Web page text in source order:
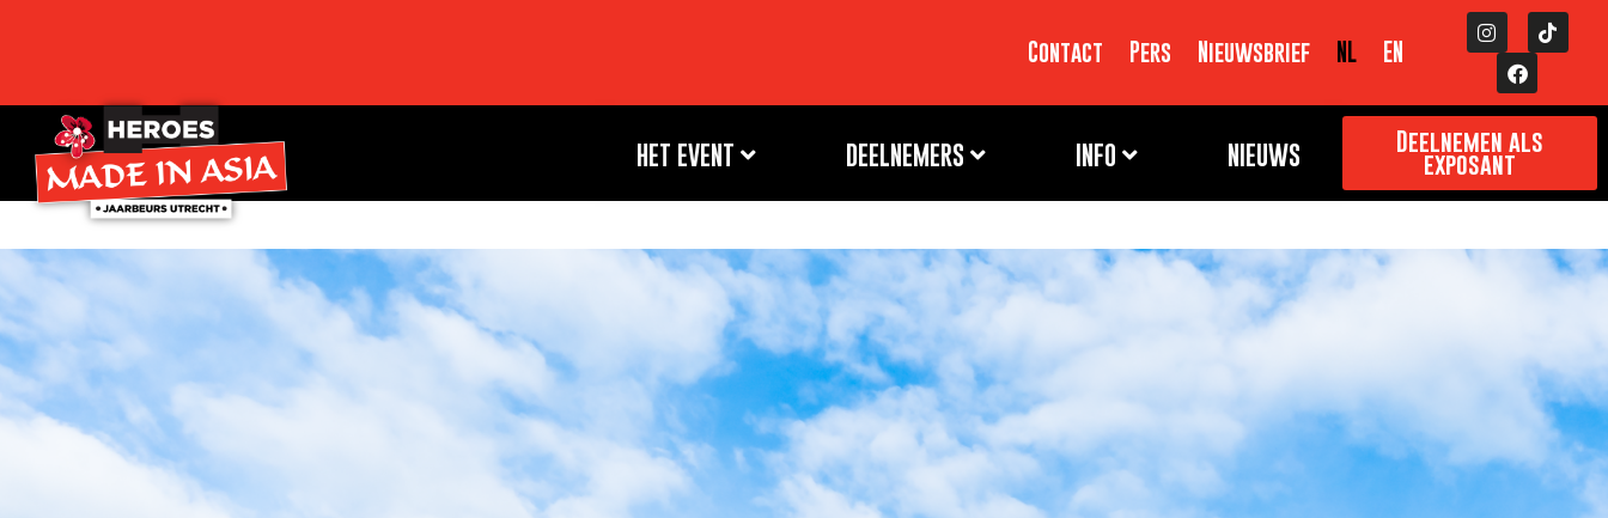
Contact Pers Nieuwsbrief NL EN
HET EVENT DEELNEMERS INFO NIEUWS Deelnemen als
exposant